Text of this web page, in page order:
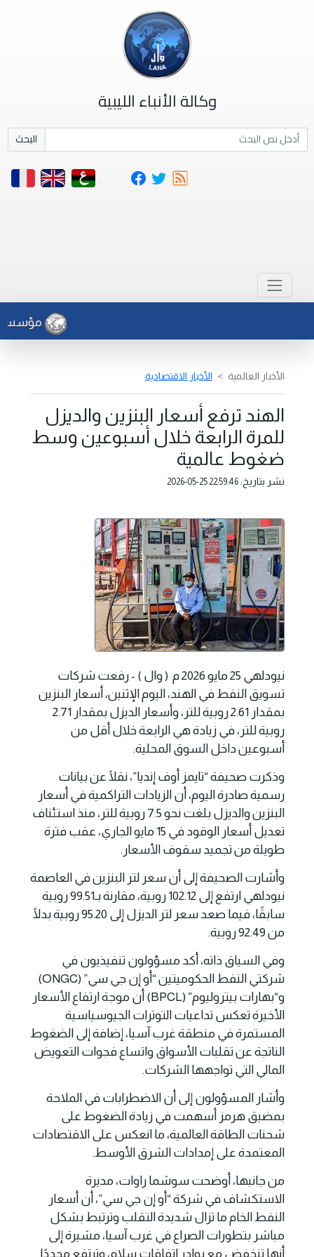
وكالة الأنباء الليبية
البحث
مؤسسة
الأخبار العالمية الأخبار الاقتصادية
الهند ترفع أسعار البنزين والديزل
للمرة الرابعة خلال أسبوعين وسط
ضغوط عالمية
نشر بتاريخ: 2026-05-25 22:59:46
نيودلهي 25 مايو 2026 م ( وال ) - رفعت شركات
تسويق النفط في الهند، اليوم الإثنين، أسعار البنزين
بمقدار 2.61 روبية للتر، وأسعار الديزل بمقدار 2.71
روبية للتر، في زيادة هي الرابعة خلال أقل من
أسبوعين داخل السوق المحلية.
وذكرت صحيفة “تايمز أوف إنديا”، نقلًا عن بيانات
رسمية صادرة اليوم، أن الزيادات التراكمية في أسعار
البنزين والديزل بلغت نحو 7.5 روبية للتر، منذ استئناف
تعديل أسعار الوقود في 15 مايو الجاري، عقب فترة
طويلة من تجميد سقوف الأسعار.
وأشارت الصحيفة إلى أن سعر لتر البنزين في العاصمة
نيودلهي ارتفع إلى 102.12 روبية، مقارنة بـ99.51 روبية
سابقًا، فيما صعد سعر لتر الديزل إلى 95.20 روبية بدلًا
من 92.49 روبية.
وفي السياق ذاته، أكد مسؤولون تنفيذيون في
شركتي النفط الحكوميتين “أو إن جي سي” (ONGC)
و“بهارات بيتروليوم” (BPCL) أن موجة ارتفاع الأسعار
الأخيرة تعكس تداعيات التوترات الجيوسياسية
المستمرة في منطقة غرب آسيا، إضافة إلى الضغوط
الناتجة عن تقلبات الأسواق واتساع فجوات التعويض
المالي التي تواجهها الشركات.
وأشار المسؤولون إلى أن الاضطرابات في الملاحة
بمضيق هرمز أسهمت في زيادة الضغوط على
شحنات الطاقة العالمية، ما انعكس على الاقتصادات
المعتمدة على إمدادات الشرق الأوسط.
من جانبها، أوضحت سوشما راوات، مديرة
الاستكشاف في شركة “أو إن جي سي”، أن أسعار
النفط الخام ما تزال شديدة التقلب وترتبط بشكل
مباشر بتطورات الصراع في غرب آسيا، مشيرة إلى
أنها تنخفض مع بوادر اتفاقات سلام، وترتفع مجددًا